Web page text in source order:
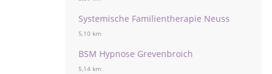
Systemische Familientherapie Neuss
5,10 km
BSM Hypnose Grevenbroich
5,14 km